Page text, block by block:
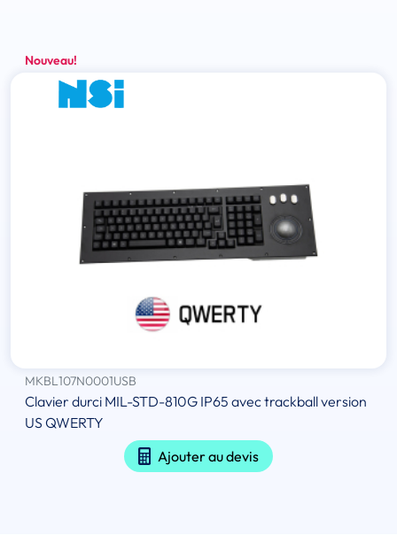
Nouveau!
MKBL107N0001USB
Clavier durci MIL-STD-810G IP65 avec trackball version
US QWERTY
Ajouter au devis